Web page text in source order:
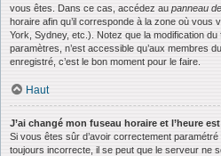
vous êtes. Dans ce cas, accédez au panneau
horaire afin qu’il corresponde à la zone où
York, Sydney, etc.). Notez que la modification
paramètres, n’est accessible qu’aux membres
enregistré, c’est le bon moment pour le faire.
Haut
J’ai changé mon fuseau horaire et l’heure
Si vous êtes sûr d’avoir correctement
toujours incorrecte, il se peut que le serveur ne